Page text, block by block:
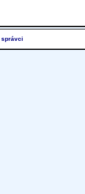
správci